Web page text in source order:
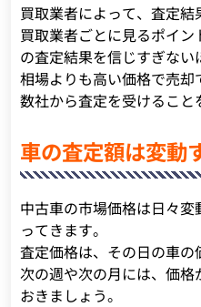
買取業者によって、査定結
買取業者ごとに見るポイ
の査定結果を信じすぎない
相場よりも高い価格で売
数社から査定を受けること
車の査定額は変動
中古車の市場価格は日々
ってきます。
査定価格は、その日の車の
次の週や次の月には、価
おきましょう。